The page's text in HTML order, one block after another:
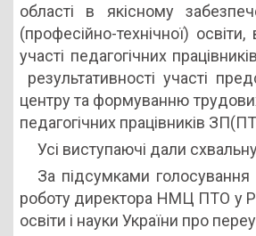
області в якісному
(професійно-технічної)
участі педагогічних
результативності участі
центру та формуванню
педагогічних працівників
Усі виступаючі дали
За підсумками
роботу директора НМЦ ПТО у
освіти і науки України про